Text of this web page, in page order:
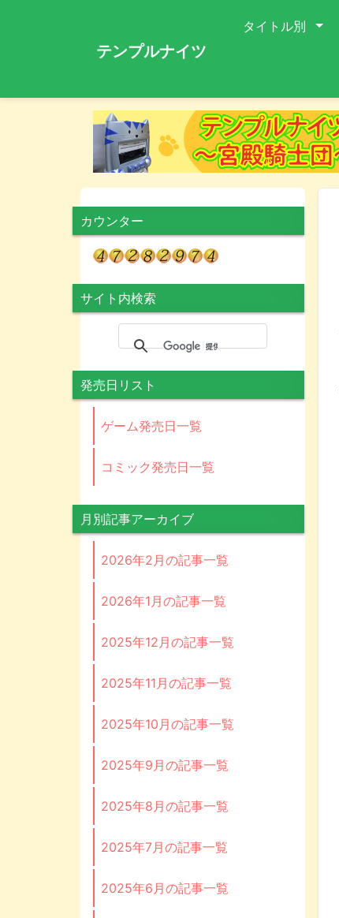
テンプルナイツ
タイトル別
カウンター
サイト内検索
発売日リスト
ゲーム発売日一覧
コミック発売日一覧
月別記事アーカイブ
2026年2月の記事一覧
2026年1月の記事一覧
2025年12月の記事一覧
2025年11月の記事一覧
2025年10月の記事一覧
2025年9月の記事一覧
2025年8月の記事一覧
2025年7月の記事一覧
2025年6月の記事一覧